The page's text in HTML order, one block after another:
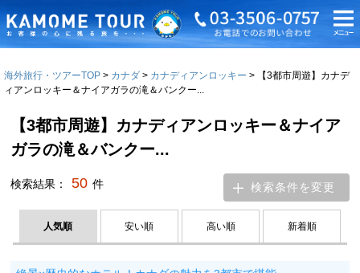
海外旅行・ツアーTOP カナダ カナディアンロッキー
【3都市周遊】カナデ
ィアンロッキー＆ナイアガラの滝＆バンクー...
【3都市周遊】カナディアンロッキー＆ナイア
ガラの滝＆バンクー...
検索結果： 50 件 検索条件を変更
人気順 安い順 高い順 新着順